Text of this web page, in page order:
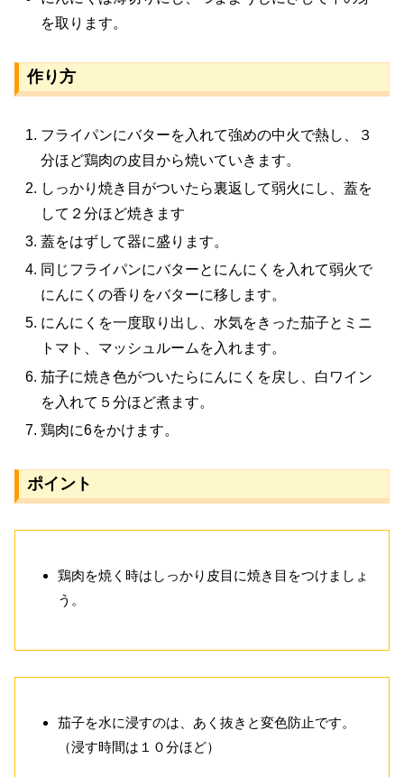
を取ります。
作り方
フライパンにバターを入れて強めの中火で熱し、３
分ほど鶏肉の皮目から焼いていきます。
しっかり焼き目がついたら裏返して弱火にし、蓋を
して２分ほど焼きます
蓋をはずして器に盛ります。
同じフライパンにバターとにんにくを入れて弱火で
にんにくの香りをバターに移します。
にんにくを一度取り出し、水気をきった茄子とミニ
トマト、マッシュルームを入れます。
茄子に焼き色がついたらにんにくを戻し、白ワイン
を入れて５分ほど煮ます。
鶏肉に6をかけます。
ポイント
鶏肉を焼く時はしっかり皮目に焼き目をつけましょ
う。
茄子を水に浸すのは、あく抜きと変色防止です。
（浸す時間は１０分ほど）